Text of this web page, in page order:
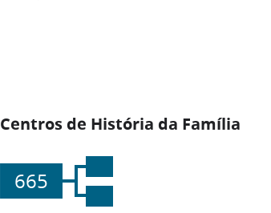
Centros de História da Família
665